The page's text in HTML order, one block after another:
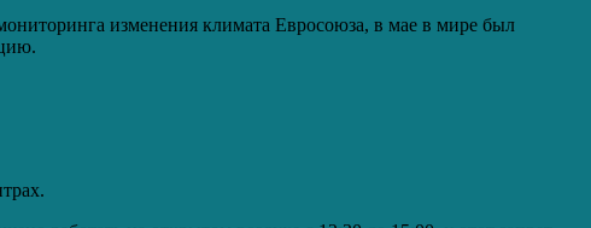
изменения климата Евросоюза, в мае в мире был